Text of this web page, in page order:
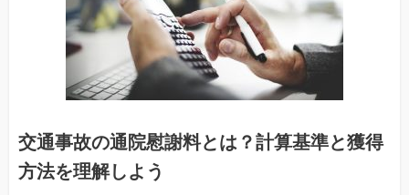
交通事故の通院慰謝料とは？計算基準と獲得
方法を理解しよう